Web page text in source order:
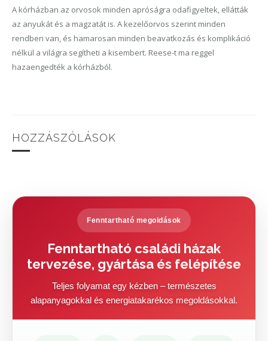
A kórházban az orvosok minden apróságra odafigyeltek, ellátták
az anyukát és a magzatát is. A kezelőorvos szerint minden
rendben van, és hamarosan minden beavatkozás és komplikáció
nélkül a világra segítheti a kisembert. Reese-t ma reggel
hazaengedték a kórházból.
HOZZÁSZÓLÁSOK
Fenntartható megoldások
Fenntartható családi házak
tervezése, gyártása és felépítése
Teljes folyamat egy kézben – természetes
alapanyagokkal és energiatakarékos megoldásokkal.